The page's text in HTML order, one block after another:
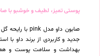
پوستی تمیز، لطیف و خوشبو با
جدید و کاربردی از برند داو با
بهداشت و سلامت پوست و